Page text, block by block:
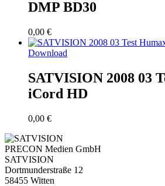
DMP BD30
0,00 €
Download
SATVISION 2008 03
iCord HD
0,00 €
PRECON Medien GmbH
SATVISION
Dortmunderstraße 12
58455 Witten